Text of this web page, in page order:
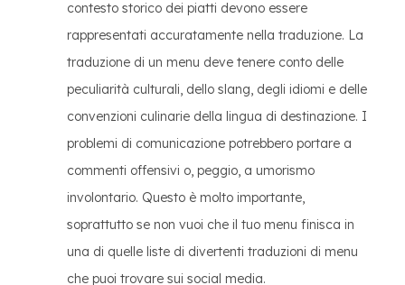
contesto storico dei piatti devono essere
rappresentati accuratamente nella traduzione. La
traduzione di un menu deve tenere conto delle
peculiarità culturali, dello slang, degli idiomi e delle
convenzioni culinarie della lingua di destinazione. I
problemi di comunicazione potrebbero portare a
commenti offensivi o, peggio, a umorismo
involontario. Questo è molto importante,
soprattutto se non vuoi che il tuo menu finisca in
una di quelle liste di divertenti traduzioni di menu
che puoi trovare sui social media.